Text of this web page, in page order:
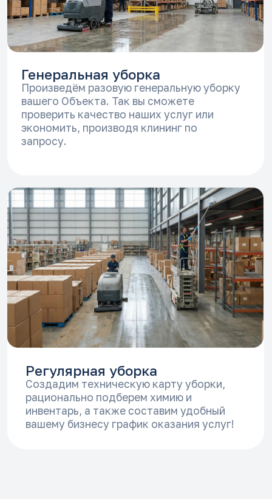
Регулярная уборка
Создадим техническую карту уборки,
рационально подберем химию и
Парк нашей техники для
оказания качественных
услуг уборки
Машины с
сиденьем для
Роботы